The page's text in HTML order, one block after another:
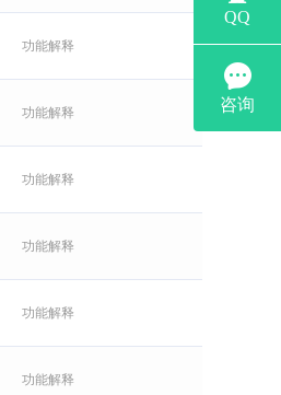
功能解释
功能解释
功能解释
功能解释
功能解释
功能解释